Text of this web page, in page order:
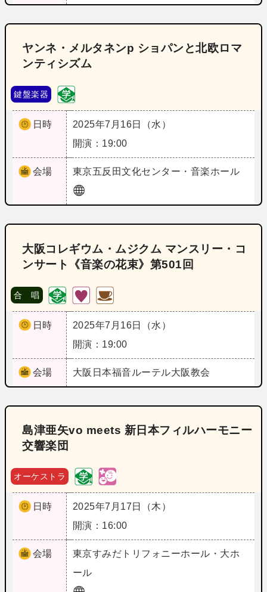
ヤンネ・メルタネンp ショパンと北欧ロマ
ンティシズム
鍵盤楽器
日時
2025年7月16日（水）
開演：19:00
会場 東京五反田文化センター・音楽ホール
大阪コレギウム・ムジクム マンスリー・コ
ンサート《音楽の花束》第501回
合 唱
日時
2025年7月16日（水）
開演：19:00
会場 大阪 日本福音ルーテル大阪教会
島津亜矢vo meets 新日本フィルハーモニー
交響楽団
オーケストラ
日時
2025年7月17日（木）
開演：16:00
会場 東京すみだトリフォニーホール・大ホ
ール